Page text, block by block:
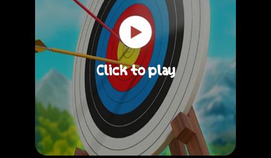
Click to play